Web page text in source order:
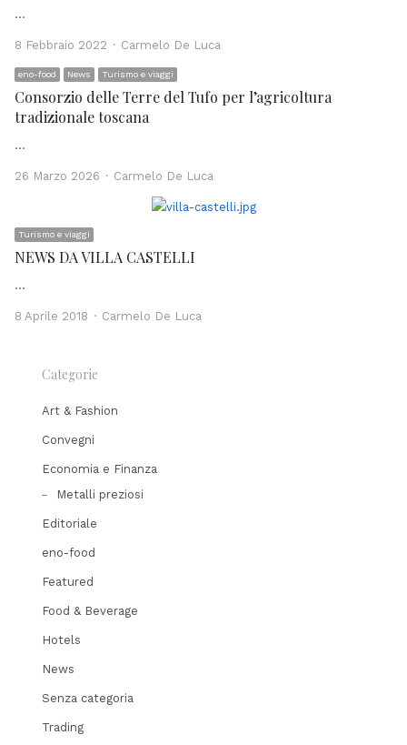
…
8 Febbraio 2022 Author
Carmelo De Luca
eno-food News Turismo e viaggi
Consorzio delle Terre del Tufo per l’agricoltura
tradizionale toscana
…
26 Marzo 2026 Author
Carmelo De Luca
Turismo e viaggi
NEWS DA VILLA CASTELLI
…
8 Aprile 2018 Author
Carmelo De Luca
Categorie
Art & Fashion
Convegni
Economia e Finanza
Metalli preziosi
Editoriale
eno-food
Featured
Food & Beverage
Hotels
News
Senza categoria
Trading